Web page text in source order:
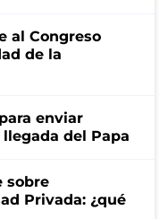
al Congreso
de la
enviar
del Papa
sobre
Privada: ¿qué